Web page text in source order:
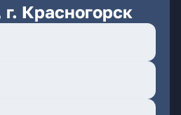
Красногорск